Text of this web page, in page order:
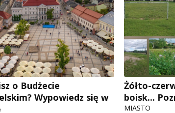
o Budżecie
Wypowiedz się w
Żółto-
boisk...
MIASTO